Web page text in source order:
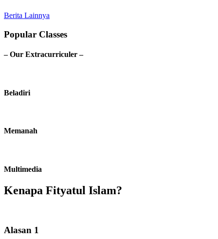
Berita Lainnya
Popular Classes
– Our Extracurriculer –
Beladiri
Memanah
Multimedia
Kenapa Fityatul Islam?
Alasan 1